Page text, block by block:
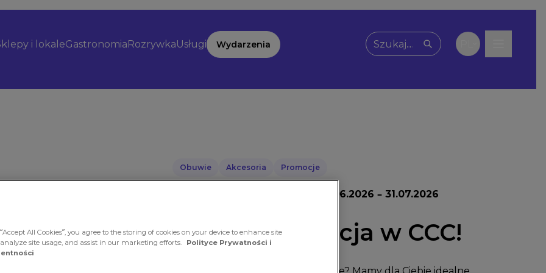
i lokaleGastronomiaRozrywkaUsługi Wydarzenia
Wpisz, czego szukasz
Obuwie Akcesoria Promocje
17.06.2026 – 31.07.2026
Wielka promocja w CCC!
All Cookies”, you agree to the storing of cookies on your device to enhance site
site usage, and assist in our marketing efforts.
Polityce Prywatności i